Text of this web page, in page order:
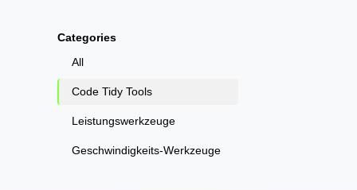
Categories
All
Code Tidy Tools
Leistungswerkzeuge
Geschwindigkeits-Werkzeuge